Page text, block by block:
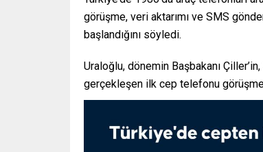
görüşme, veri aktarımı ve SMS
başlandığını söyledi.
Uraloğlu, dönemin Başbakanı
gerçekleşen ilk cep telefonu